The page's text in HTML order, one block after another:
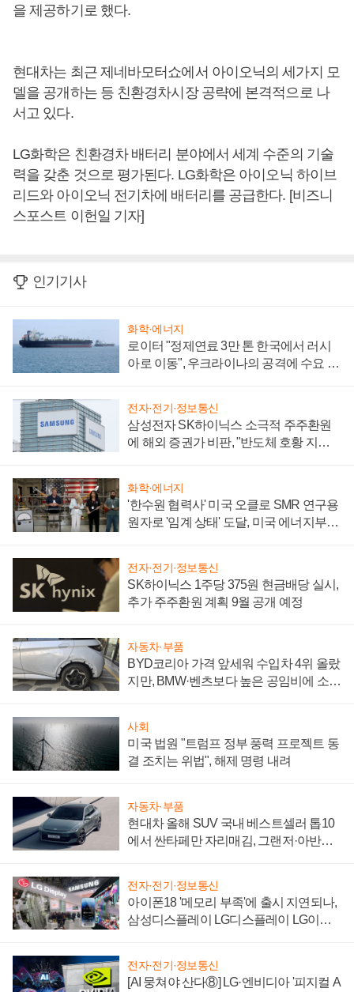
을 제공하기로 했다.
현대차는 최근 제네바모터쇼에서 아이오닉의 세가지 모
델을 공개하는 등 친환경차시장 공략에 본격적으로 나
서고 있다.
LG화학은 친환경차 배터리 분야에서 세계 수준의 기술
력을 갖춘 것으로 평가된다. LG화학은 아이오닉 하이브
리드와 아이오닉 전기차에 배터리를 공급한다. [비즈니
스포스트 이헌일 기자]
인기기사
화학·에너지
로이터 "정제연료 3만 톤 한국에서 러시
아로 이동", 우크라이나의 공격에 수요 늘
전자·전기·정보통신
삼성전자 SK하이닉스 소극적 주주환원
에 해외 증권가 비판, "반도체 호황 지속
화학·에너지
'한수원 협력사' 미국 오클로 SMR 연구용
원자로 '임계 상태' 도달, 미국 에너지부
전자·전기·정보통신
SK하이닉스 1주당 375원 현금배당 실시,
추가 주주환원 계획 9월 공개 예정
자동차·부품
BYD코리아 가격 앞세워 수입차 4위 올랐
지만, BMW·벤츠보다 높은 공임비에 소비
사회
미국 법원 "트럼프 정부 풍력 프로젝트 동
결 조치는 위법", 해제 명령 내려
자동차·부품
현대차 올해 SUV 국내 베스트셀러 톱10
에서 싼타페만 자리매김, 그랜저·아반떼
전자·전기·정보통신
아이폰18 '메모리 부족'에 출시 지연되나,
삼성디스플레이 LG디스플레이 LG이노
전자·전기·정보통신
[AI 뭉쳐야 산다⑧] LG·엔비디아 '피지컬 A